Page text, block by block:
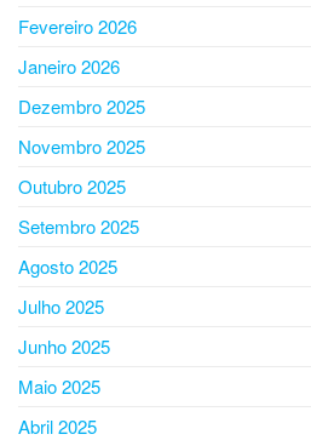
Fevereiro 2026
Janeiro 2026
Dezembro 2025
Novembro 2025
Outubro 2025
Setembro 2025
Agosto 2025
Julho 2025
Junho 2025
Maio 2025
Abril 2025